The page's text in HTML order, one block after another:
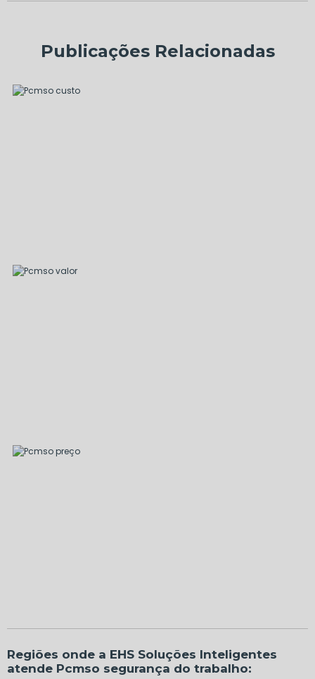
Publicações Relacionadas
Regiões onde a EHS Soluções Inteligentes
atende Pcmso segurança do trabalho: